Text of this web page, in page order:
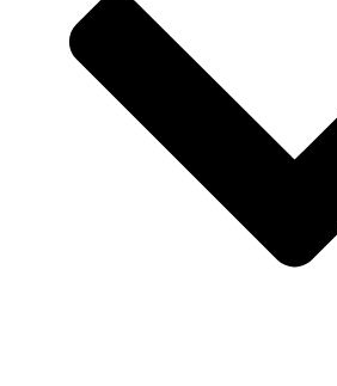
Uli Rothfuss
Harald Schwiers